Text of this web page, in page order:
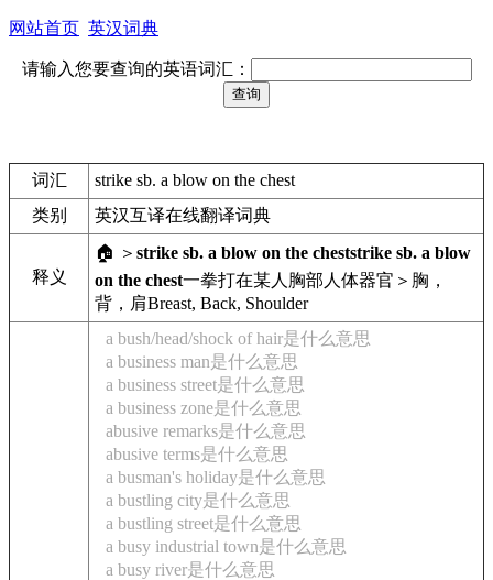
网站首页 英汉词典
请输入您要查询的英语词汇：
词汇
strike sb. a blow on the chest
类别
英汉互译在线翻译词典
释义
🏠 ＞ strike sb. a blow on the cheststrike sb. a blow
on the chest一拳打在某人胸部 人体器官＞胸，
背，肩Breast, Back, Shoulder
a bush/head/shock of hair是什么意思
a business man是什么意思
a business street是什么意思
a business zone是什么意思
abusive remarks是什么意思
abusive terms是什么意思
a busman's holiday是什么意思
a bustling city是什么意思
a bustling street是什么意思
a busy industrial town是什么意思
a busy river是什么意思